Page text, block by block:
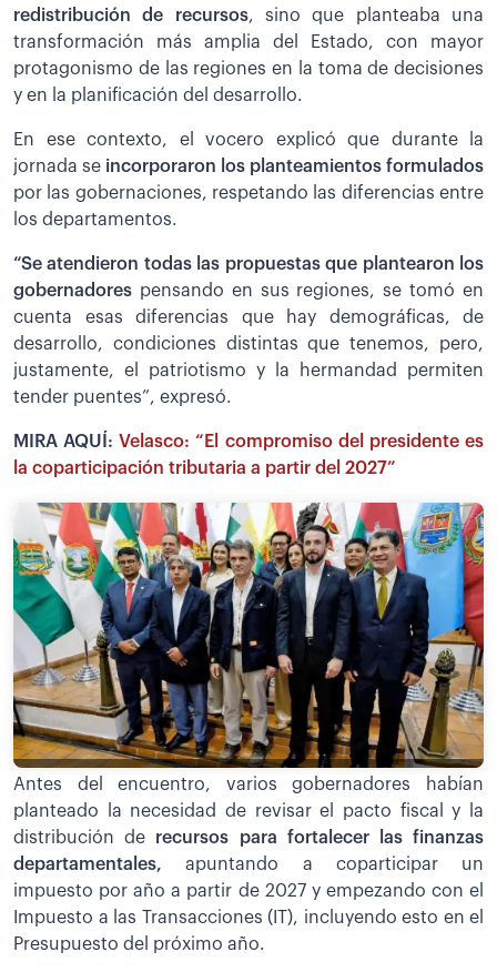
redistribución de recursos, sino que planteaba una
transformación más amplia del Estado, con mayor
protagonismo de las regiones en la toma de decisiones
y en la planificación del desarrollo.
En ese contexto, el vocero explicó que durante la
jornada se incorporaron los planteamientos formulados
por las gobernaciones, respetando las diferencias entre
los departamentos.
“Se atendieron todas las propuestas que plantearon los
gobernadores pensando en sus regiones, se tomó en
cuenta esas diferencias que hay demográficas, de
desarrollo, condiciones distintas que tenemos, pero,
justamente, el patriotismo y la hermandad permiten
tender puentes”, expresó.
MIRA AQUÍ:Velasco: “El compromiso del presidente es
la coparticipación tributaria a partir del 2027”
Antes del encuentro, varios gobernadores habían
planteado la necesidad de revisar el pacto fiscal y la
distribución de recursos para fortalecer las finanzas
departamentales, apuntando a coparticipar un
impuesto por año a partir de 2027 y empezando con el
Impuesto a las Transacciones (IT), incluyendo esto en el
Presupuesto del próximo año.